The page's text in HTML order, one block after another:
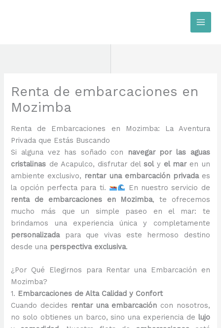
Renta de embarcaciones en
Mozimba
Renta de Embarcaciones en Mozimba: La Aventura
Privada que Estás Buscando
Si alguna vez has soñado con
navegar por las aguas
cristalinas de Acapulco, disfrutar del soly el maren un
ambiente exclusivo, rentar una embarcación privadaes
la opción perfecta para ti.
En nuestro servicio de
renta de embarcaciones en Mozimba, te ofrecemos
mucho más que un simple paseo en el mar: te
brindamos una experiencia única y completamente
personalizadapara que vivas este hermoso destino
desde una perspectiva exclusiva.
¿Por Qué Elegirnos para Rentar una Embarcación en
Mozimba?
1. Embarcaciones de Alta Calidad y Confort
Cuando decides rentar una embarcación con nosotros,
no solo obtienes un barco, sino una experiencia de lujo